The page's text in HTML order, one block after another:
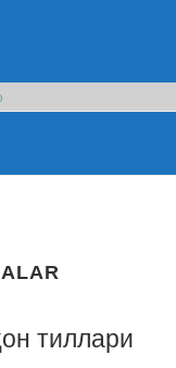
тиллари